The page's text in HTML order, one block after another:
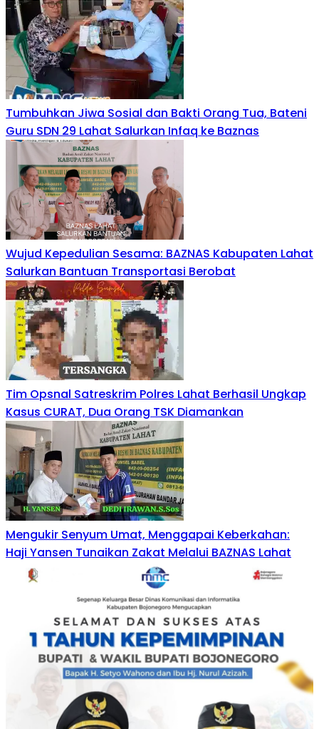
Tumbuhkan Jiwa Sosial dan Bakti Orang Tua, Bateni
Guru SDN 29 Lahat Salurkan Infaq ke Baznas
Wujud Kepedulian Sesama: BAZNAS Kabupaten Lahat
Salurkan Bantuan Transportasi Berobat
Tim Opsnal Satreskrim Polres Lahat Berhasil Ungkap
Kasus CURAT, Dua Orang TSK Diamankan
Mengukir Senyum Umat, Menggapai Keberkahan:
Haji Yansen Tunaikan Zakat Melalui BAZNAS Lahat